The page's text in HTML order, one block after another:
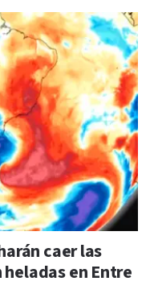
caer las
en Entre